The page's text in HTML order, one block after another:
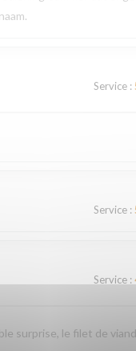
Service:
Service:
Service:
surprise, le filet de